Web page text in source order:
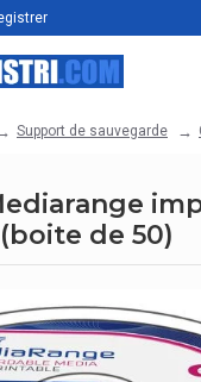
Support de sauvegarde
de 50)